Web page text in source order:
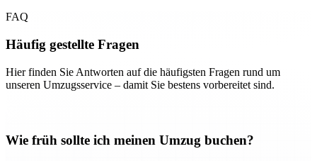
FAQ
Häufig gestellte Fragen
Hier finden Sie Antworten auf die häufigsten Fragen rund um
unseren Umzugsservice – damit Sie bestens vorbereitet sind.
Wie früh sollte ich meinen Umzug buchen?